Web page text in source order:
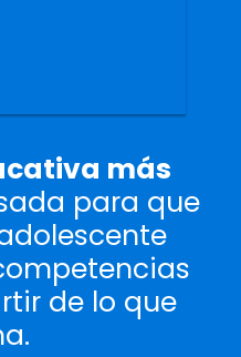
más
para que
de lo que